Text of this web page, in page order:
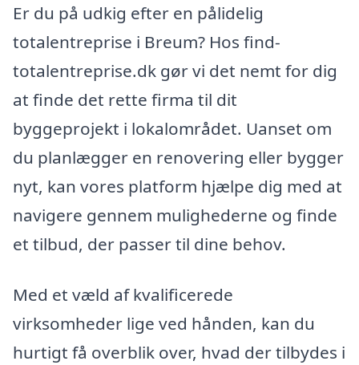
Er du på udkig efter en pålidelig
totalentreprise i Breum? Hos find-
totalentreprise.dk gør vi det nemt for dig
at finde det rette firma til dit
byggeprojekt i lokalområdet. Uanset om
du planlægger en renovering eller bygger
nyt, kan vores platform hjælpe dig med at
navigere gennem mulighederne og finde
et tilbud, der passer til dine behov.
Med et væld af kvalificerede
virksomheder lige ved hånden, kan du
hurtigt få overblik over, hvad der tilbydes i